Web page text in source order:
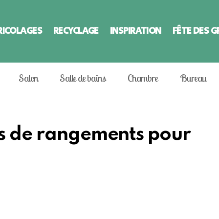
RECYCLAGE INSPIRATION FÊTE DES
Salon Salle de bains Chambre Bureau
de rangements pour